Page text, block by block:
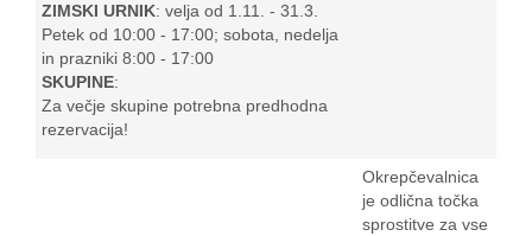
ZIMSKI URNIK: velja od 1.11. - 31.3.
Petek od 10:00 - 17:00; sobota, nedelja
in prazniki 8:00 - 17:00
SKUPINE:
Za večje skupine potrebna predhodna
rezervacija!
Okrepčevalnica
je odlična točka
sprostitve za vse